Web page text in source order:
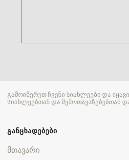
გამოიწერეთ ჩვენი სიახლეები და
სიახლეებთან და შემოთავაზებებთან
ᲒᲐᲜᲪᲮᲐᲓᲔᲑᲔᲑᲘ
მთავარი